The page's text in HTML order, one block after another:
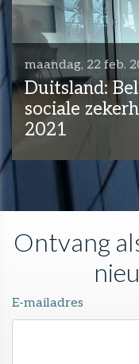
maandag, 22 feb.
Duitsland:
sociale
2021
Ontvang
E-mailadres